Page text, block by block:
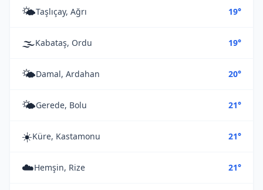
🌤️Taşlıçay, Ağrı 19°
🌫️Kabataş, Ordu 19°
🌤️Damal, Ardahan 20°
🌤️Gerede, Bolu 21°
☀️Küre, Kastamonu 21°
☁️Hemşin, Rize 21°